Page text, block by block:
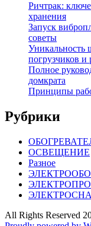
Ричтрак:
хранения
Запуск
советы
Уникальность
погрузчиков и
Полное
домкрата
Принципы
Рубрики
ОСВЕЩЕНИЕ
Разное
All Rights Reserved